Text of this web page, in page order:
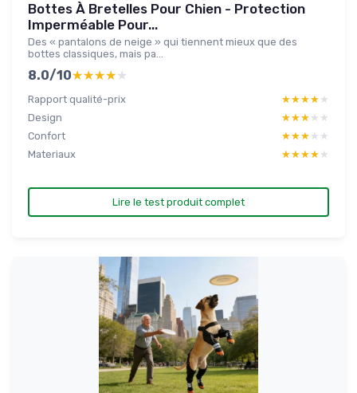
Bottes À Bretelles Pour Chien - Protection
Imperméable Pour...
Des « pantalons de neige » qui tiennent mieux que des
bottes classiques, mais pa...
8.0/10★★★★★
★★★★★
Rapport qualité-prix ★★★★★
★★★★★
Design
★★★★★
★★★★★
Confort
★★★★★
★★★★★
Materiaux
★★★★★
★★★★★
Lire le test produit complet